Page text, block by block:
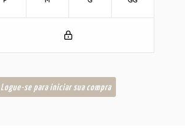
Logue-se para iniciar sua compra